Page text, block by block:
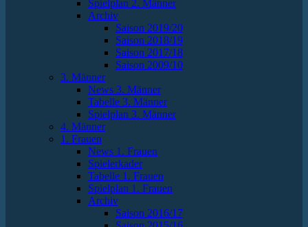
Spielplan 2. Männer
Archiv
Saison 2019/20
Saison 2018/19
Saison 2017/18
Saison 2009/10
3. Männer
News 3. Männer
Tabelle 3. Männer
Spielplan 3. Männer
4. Männer
1. Frauen
News 1. Frauen
Spielerkader
Tabelle 1. Frauen
Spielplan 1. Frauen
Archiv
Saison 2016/17